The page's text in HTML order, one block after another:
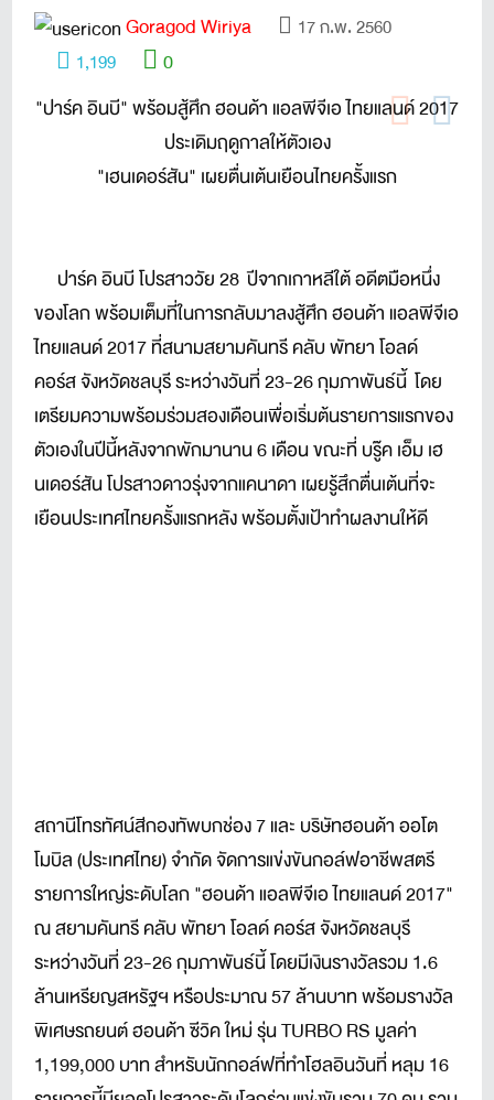
Goragod Wiriya
17 ก.พ. 2560
1,199
0
"ปาร์ค อินบี" พร้อมสู้ศึก ฮอนด้า แอลพีจีเอ ไทยแลนด์ 2017
ประเดิมฤดูกาลให้ตัวเอง
"เฮนเดอร์สัน" เผยตื่นเต้นเยือนไทยครั้งแรก
ปาร์ค อินบี โปรสาววัย 28 ปีจากเกาหลีใต้ อดีตมือหนึ่ง
ของโลก พร้อมเต็มที่ในการกลับมาลงสู้ศึก ฮอนด้า แอลพีจีเอ
ไทยแลนด์ 2017 ที่สนามสยามคันทรี คลับ พัทยา โอลด์
คอร์ส จังหวัดชลบุรี ระหว่างวันที่ 23-26 กุมภาพันธ์นี้ โดย
เตรียมความพร้อมร่วมสองเดือนเพื่อเริ่มต้นรายการแรกของ
ตัวเองในปีนี้หลังจากพักมานาน 6 เดือน ขณะที่ บรู๊ค เอ็ม เฮ
นเดอร์สัน โปรสาวดาวรุ่งจากแคนาดา เผยรู้สึกตื่นเต้นที่จะ
เยือนประเทศไทยครั้งแรกหลัง พร้อมตั้งเป้าทำผลงานให้ดี
สถานีโทรทัศน์สีกองทัพบกช่อง 7 และ บริษัทฮอนด้า ออโต
โมบิล (ประเทศไทย) จำกัด จัดการแข่งขันกอล์ฟอาชีพสตรี
รายการใหญ่ระดับโลก "ฮอนด้า แอลพีจีเอ ไทยแลนด์ 2017"
ณ สยามคันทรี คลับ พัทยา โอลด์ คอร์ส จังหวัดชลบุรี
ระหว่างวันที่ 23-26 กุมภาพันธ์นี้ โดยมีเงินรางวัลรวม 1.6
ล้านเหรียญสหรัฐฯ หรือประมาณ 57 ล้านบาท พร้อมรางวัล
พิเศษรถยนต์ ฮอนด้า ซีวิค ใหม่ รุ่น TURBO RS มูลค่า
1,199,000 บาท สำหรับนักกอล์ฟที่ทำโฮลอินวันที่ หลุม 16